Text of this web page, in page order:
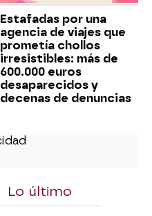
Estafadas por una
agencia de viajes que
prometía chollos
irresistibles: más de
600.000 euros
desaparecidos y
decenas de denuncias
Lo último